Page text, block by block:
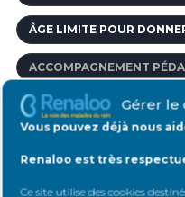
Gérer le
Vous pouvez déjà nous
Renaloo est très
Ce site utilise des cookies
ÂGE LIMITE POUR
ACCOMPAGNEMENT
AGENCE DE VOYAGE